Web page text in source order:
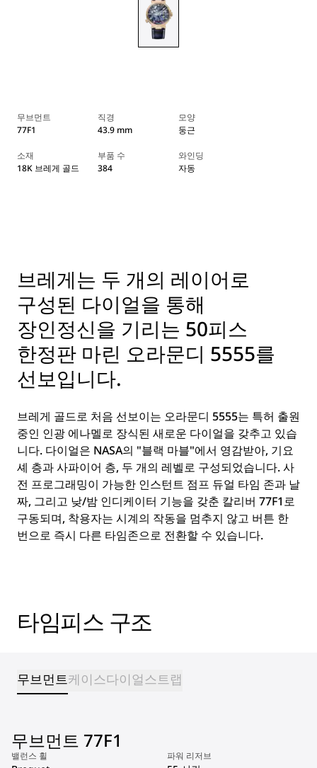
무브먼트
77F1
직경
43.9 mm
모양
둥근
소재
18K 브레게 골드
부품 수
384
와인딩
자동
브레게는 두 개의 레이어로
구성된 다이얼을 통해
장인정신을 기리는 50피스
한정판 마린 오라문디 5555를
선보입니다.
브레게 골드로 처음 선보이는 오라문디 5555는 특허 출원
중인 인광 에나멜로 장식된 새로운 다이얼을 갖추고 있습
니다. 다이얼은 NASA의 "블랙 마블"에서 영감받아, 기요
셰 층과 사파이어 층, 두 개의 레벨로 구성되었습니다. 사
전 프로그래밍이 가능한 인스턴트 점프 듀얼 타임 존과 날
짜, 그리고 낮/밤 인디케이터 기능을 갖춘 칼리버 77F1로
구동되며, 착용자는 시계의 작동을 멈추지 않고 버튼 한
번으로 즉시 다른 타임존으로 전환할 수 있습니다.
타임피스 구조
무브먼트케이스다이얼스트랩
무브먼트 77F1
밸런스 휠 파워 리저브